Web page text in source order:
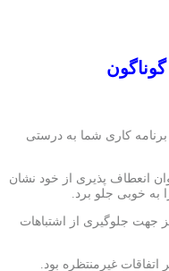
برنامه کاری شما به درستی
انعطاف پذیری از خود نشان
به خوبی جلو برد.
جهت جلوگیری از اشتباهات
اتفاقات غیرمنتظره بود.